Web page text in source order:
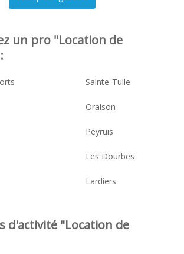
un pro "Location de
Sainte-Tulle
Oraison
Peyruis
Les Dourbes
Lardiers
d'activité "Location de